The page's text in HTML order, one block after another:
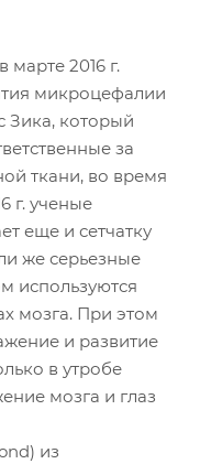
2016 г.
микроцефалии
Зика, который
за
ткани, во время
г. ученые
еще и сетчатку
же серьезные
используются
мозга. При этом
и развитие
в утробе
мозга и глаз
из